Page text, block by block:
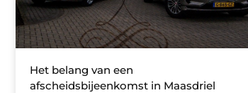
Het belang van een
afscheidsbijeenkomst in Maasdriel